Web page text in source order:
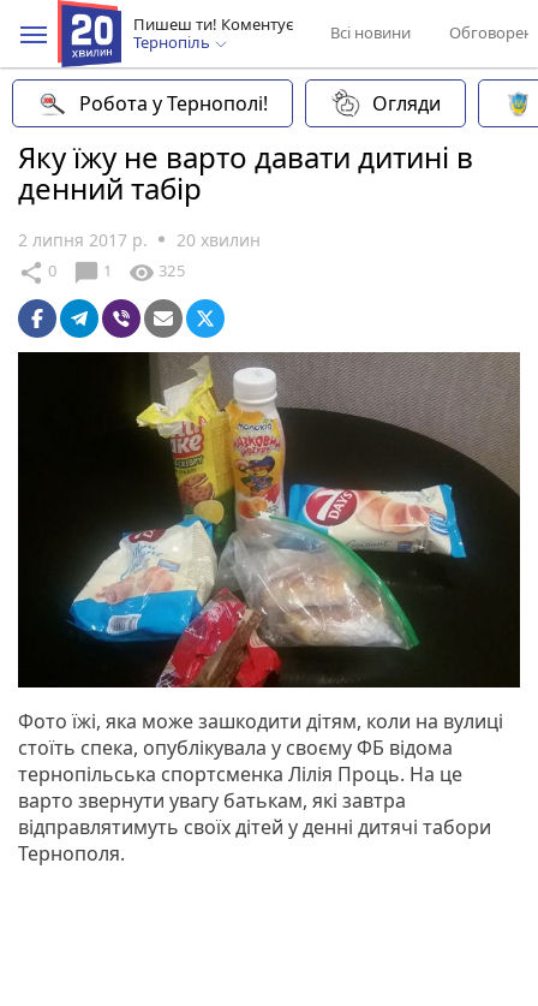
Пишеш ти! Коментує
Тернопіль
Всі новини
Робота у Тернополі! Огляди
Яку їжу не варто давати дитині в
денний табір
2 липня 2017 р. 20 хвилин
share 0 chat_bubble 1 visibility 325
Фото їжі, яка може зашкодити дітям, коли на вулиці
стоїть спека, опублікувала у своєму ФБ відома
тернопільська спортсменка Лілія Проць. На це
варто звернути увагу батькам, які завтра
відправлятимуть своїх дітей у денні дитячі табори
Тернополя.